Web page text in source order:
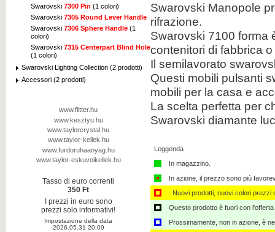
Swarovski 7300 Pin (1 colori)
Swarovski 7305 Round Lever Handle
Swarovski 7306 Sphere Handle (1
colori)
Swarovski 7315 Centerpart Blind Hole
(1 colori)
Swarovski Lighting Collection (2 prodotti)
Accessori (2 prodotti)
www.flitter.hu
www.kesztyu.hu
www.taylorcrystal.hu
www.taylor-kellek.hu
www.furdoruhaanyag.hu
www.taylor-eskuvoikellek.hu
Tasso di euro correnti
350 Ft
I prezzi in euro sono
prezzi solo informativi!
Impostazione della data
2026.05.31 20:09
Swarovski Manopole
rifrazione.
Swarovski 7100 forma
contenitori di fabbrica
Il semilavorato
Questi mobili pulsanti
mobili per la casa e
La scelta perfetta per
Swarovski diamante
Leggenda
In magazzino.
In azione, il prezzo sono più
Nuovi prodotti, nuovi colori prezzi
Questo prodotto è fuori con
Prossimamente, non in azione, è